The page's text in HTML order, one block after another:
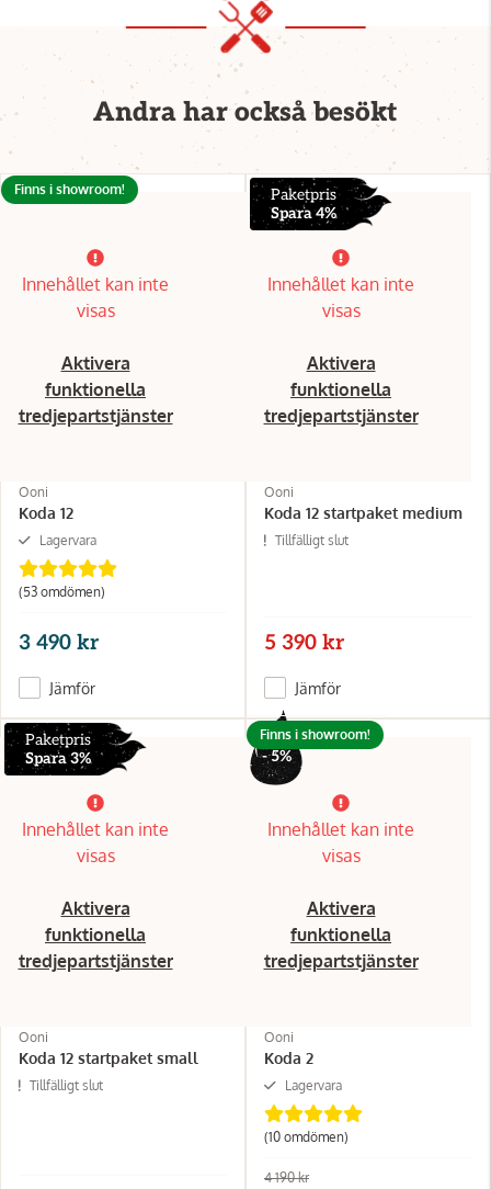
Andra har också besökt
Innehållet kan inte
visas
Aktivera
funktionella
tredjepartstjänster
Ooni
Koda 12
Lagervara
(53 omdömen)
Finns i showroom!
3 490 kr
Jämför
Paketpris
Spara 4%
Innehållet kan inte
visas
Aktivera
funktionella
tredjepartstjänster
Ooni
Koda 12 startpaket medium
Tillfälligt slut
5 390 kr
Jämför
Paketpris
Spara 3%
Innehållet kan inte
visas
Aktivera
funktionella
tredjepartstjänster
Ooni
Koda 12 startpaket small
Tillfälligt slut
- 5%
Innehållet kan inte
visas
Aktivera
funktionella
tredjepartstjänster
Ooni
Koda 2
Lagervara
(10 omdömen)
Finns i showroom!
4 190 kr